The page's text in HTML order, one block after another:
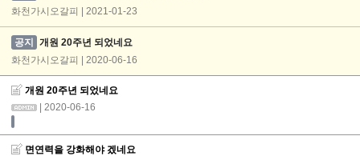
화천가시오갈피 | 2021-01-23
공지
개원 20주년 되었네요
화천가시오갈피 | 2020-06-16
개원 20주년 되었네요
| 2020-06-16
면연력을 강화해야 겠네요